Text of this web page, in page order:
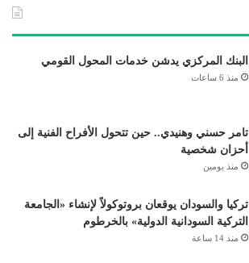
البنك المركزي يدشن خدمات المحول القومي
منذ 6 ساعات
تامر حسني وهنيدي.. حين تتحول الأفراح الفنية إلى
أحزان شخصية
منذ يومين
تركيا والسودان يوقعان بروتوكولاً لإنشاء «الجامعة
التركية السودانية الدولية» بالخرطوم
منذ 14 ساعة